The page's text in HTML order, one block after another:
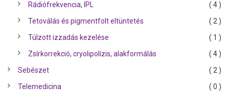
Rádiófrekvencia, IPL
( 4 )
Tetoválás és pigmentfolt eltüntetés
( 2 )
Túlzott izzadás kezelése
( 1 )
Zsírkorrekció, cryolipolízis, alakformálás
( 4 )
Sebészet
( 2 )
Telemedicina
( 0 )